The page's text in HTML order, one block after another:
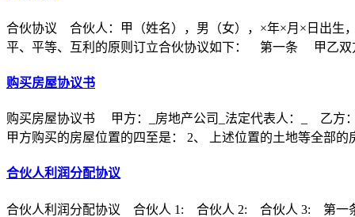
合伙协议 合伙人：甲（姓名），男（女），×年×月×日出
平、平等、互利的原则订立合伙协议如下： 第一条 甲乙双
购买房屋协议书
购买房屋协议书 甲方：_房地产公司_法定代表人：_ 乙方
甲方购买的房屋位置的四至是： 2、 上述位置的土地等全部的
合伙人利润分配协议
合伙人利润分配协议 合伙人 1: 合伙人 2: 合伙人 3: 第一条